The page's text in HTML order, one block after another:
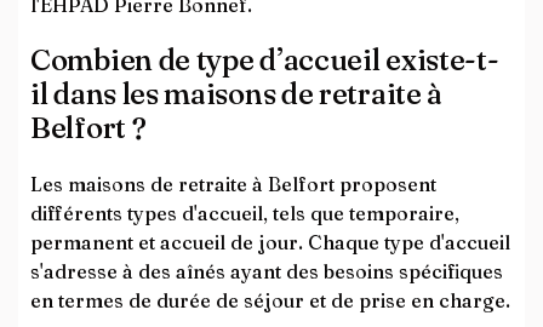
l'EHPAD Pierre Bonnef.
Combien de type d’accueil existe-t-
il dans les maisons de retraite à
Belfort ?
Les maisons de retraite à Belfort proposent
différents types d'accueil, tels que temporaire,
permanent et accueil de jour. Chaque type d'accueil
s'adresse à des aînés ayant des besoins spécifiques
en termes de durée de séjour et de prise en charge.